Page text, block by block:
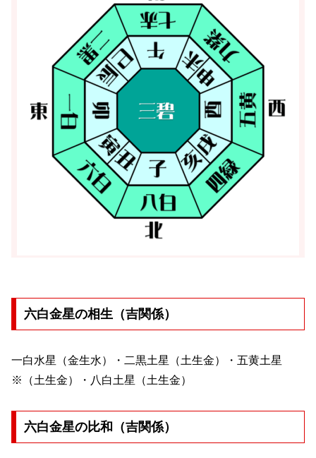
六白金星の相生（吉関係）
一白水星（金生水）・二黒土星（土生金）・五黄土星
※（土生金）・八白土星（土生金）
六白金星の比和（吉関係）